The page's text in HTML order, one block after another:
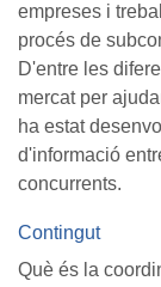
empreses i
procés de
D'entre les
mercat per
ha estat
d'informació
concurrents.
Contingut
Què és la